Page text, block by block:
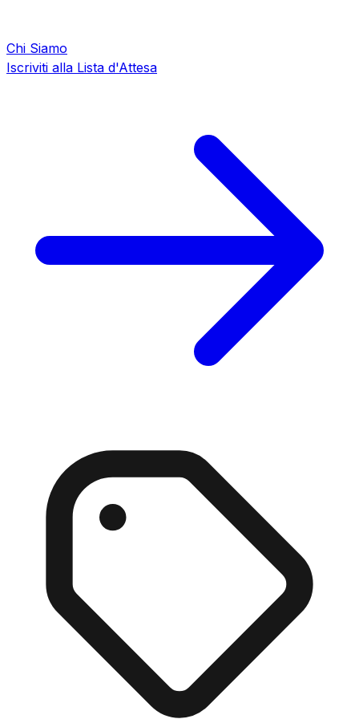
Chi Siamo
Iscriviti alla Lista d'Attesa